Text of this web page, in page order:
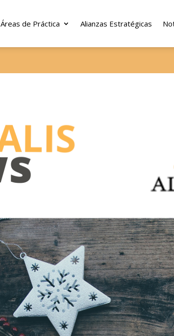
Áreas de Práctica Alianzas Estratégicas